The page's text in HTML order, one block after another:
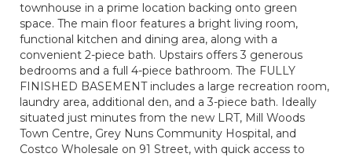
townhouse in a prime location backing onto green
space. The main floor features a bright living room,
functional kitchen and dining area, along with a
convenient 2-piece bath. Upstairs offers 3 generous
bedrooms and a full 4-piece bathroom. The FULLY
FINISHED BASEMENT includes a large recreation room,
laundry area, additional den, and a 3-piece bath. Ideally
situated just minutes from the new LRT, Mill Woods
Town Centre, Grey Nuns Community Hospital, and
Costco Wholesale on 91 Street, with quick access to